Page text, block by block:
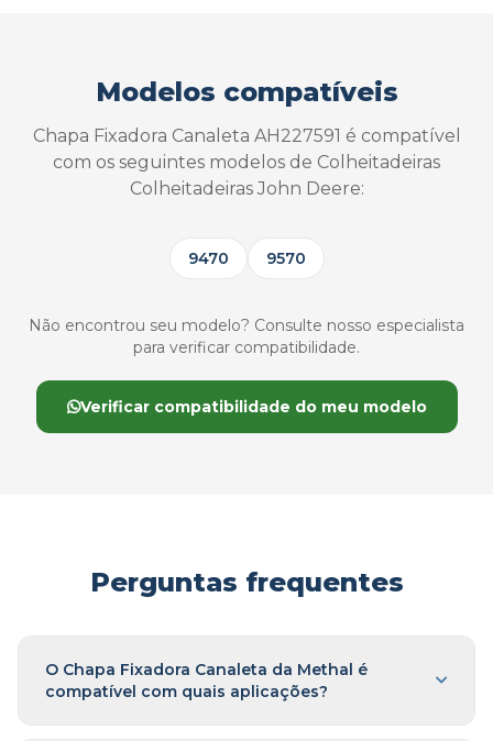
Modelos compatíveis
Chapa Fixadora Canaleta AH227591 é compatível
com os seguintes modelos de Colheitadeiras
Colheitadeiras John Deere:
9470 9570
Não encontrou seu modelo? Consulte nosso especialista
para verificar compatibilidade.
Verificar compatibilidade do meu modelo
Perguntas frequentes
O Chapa Fixadora Canaleta da Methal é
compatível com quais aplicações?